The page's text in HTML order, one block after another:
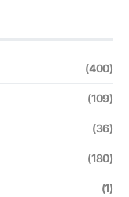
(400)
(109)
(36)
(180)
(1)